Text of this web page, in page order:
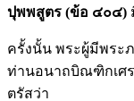
ปุพพสูตร (ข้อ ๔๐๔)
ครั้งนั้น พระผู้มีพระ
ท่านอนาถบิณฑิกเศ
ตรัสว่า